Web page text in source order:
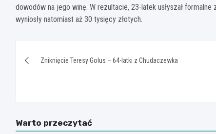
dowodów na jego winę. W rezultacie, 23-latek usłyszał
wyniosły natomiast aż 30 tysięcy złotych.
wpisu
Zniknięcie Teresy Golus – 64-latki z Chudaczewka
Warto przeczytać